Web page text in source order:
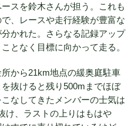
スを鈴木さんが担う。これも
、レースや走行経験が豊富な
かれた。さらなる記録アップ
となく目標に向かって走る。
から21km地点の緩奥庭駐車
抜けると残り500mまでほぼ
なしてきたメンバーの士気は
け、ラストの上りはもはや